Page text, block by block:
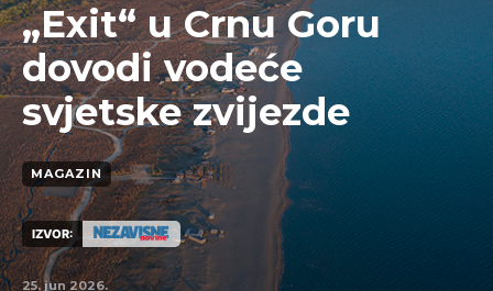
„Exit“ u Crnu Goru
dovodi vodeće
svjetske zvijezde
MAGAZIN
IZVOR:
25. jun 2026.